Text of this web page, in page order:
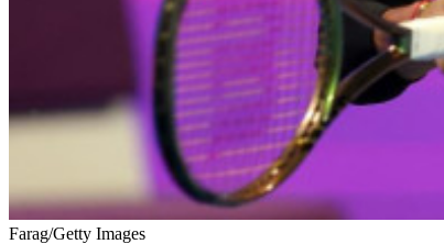
Farag/Getty Images